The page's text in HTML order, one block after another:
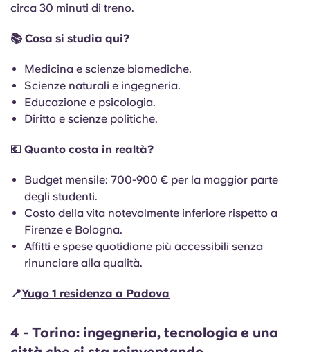
circa 30 minuti di treno.
📚 Cosa si studia qui?
Medicina e scienze biomediche.
Scienze naturali e ingegneria.
Educazione e psicologia.
Diritto e scienze politiche.
💶 Quanto costa in realtà?
Budget mensile: 700-900 € per la maggior parte
degli studenti.
Costo della vita notevolmente inferiore rispetto a
Firenze e Bologna.
Affitti e spese quotidiane più accessibili senza
rinunciare alla qualità.
📍Yugo 1 residenza a Padova
4 - Torino: ingegneria, tecnologia e una